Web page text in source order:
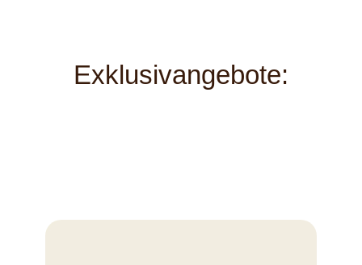
Exklusivangebote: